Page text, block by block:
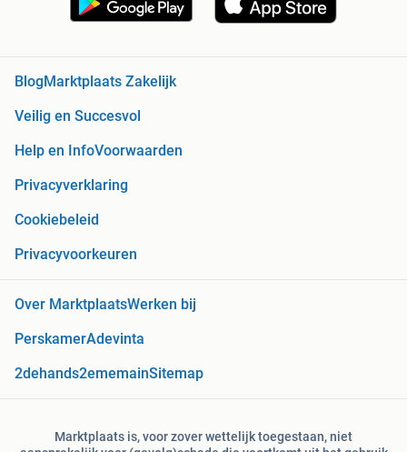
BlogMarktplaats Zakelijk
Veilig en Succesvol
Help en InfoVoorwaarden
Privacyverklaring
Cookiebeleid
Privacyvoorkeuren
Over MarktplaatsWerken bij
PerskamerAdevinta
2dehands2ememainSitemap
Marktplaats is, voor zover wettelijk toegestaan, niet